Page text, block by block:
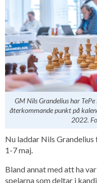
GM Nils Grandelius har
återkommande punkt på
2022.
Nu laddar Nils Grandelius
1-7 maj.
Bland annat med att ha
spelarna som deltar i